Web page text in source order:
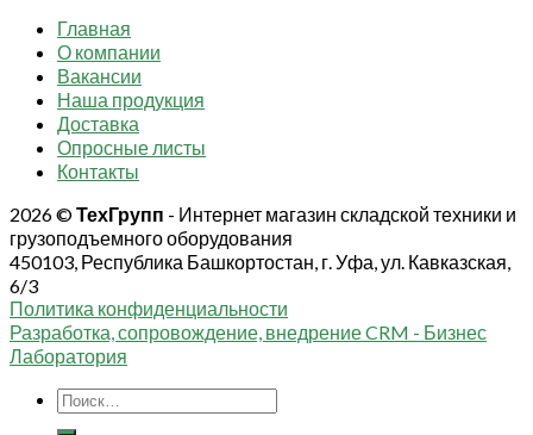
Главная
О компании
Вакансии
Наша продукция
Доставка
Опросные листы
Контакты
2026 ©ТехГрупп - Интернет магазин складской техники и
грузоподъемного оборудования
450103, Республика Башкортостан, г. Уфа, ул. Кавказская,
6/3
Политика конфиденциальности
Разработка, сопровождение, внедрение CRM - Бизнес
Лаборатория
Искать: